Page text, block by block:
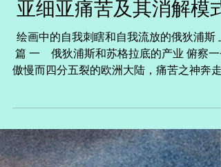
中国历史
亚细亚痛苦及其消解模式
绘画中的自我刺瞎和自我流放的俄狄浦斯
傲慢而四分五裂的欧洲大陆，痛苦之神奔走
里颤抖，从透明的历史中永恒地现身。这现
之所以永恒，正是基于痛苦之神的有力性。